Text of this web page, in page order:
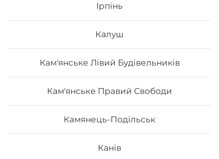
Ірпінь
Калуш
Кам'янське Лівий Будівельників
Кам'янське Правий Свободи
Камянець-Подільськ
Канів